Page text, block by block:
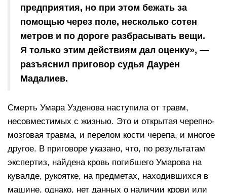
предприятия, но при этом бежать за
помощью через поле, несколько сотен
метров и по дороге разбрасывать вещи.
Я только этим действиям дал оценку», —
разъяснил приговор судья Даурен
Мадалиев.
Смерть Умара Узденова наступила от травм,
несовместимых с жизнью. Это и открытая черепно-
мозговая травма, и перелом кости черепа, и многое
другое. В приговоре указано, что, по результатам
экспертиз, найдена кровь погибшего Умарова на
кувалде, рукоятке, на предметах, находившихся в
машине, однако, нет данных о наличии крови или